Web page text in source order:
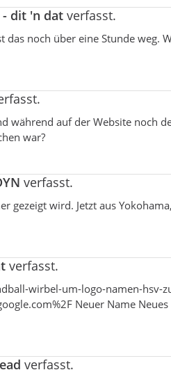
- dit 'n dat verfasst.
noch über eine Stunde weg.
während auf der Website noch
war?
verfasst.
gezeigt wird. Jetzt aus
verfasst.
wirbel-um-logo-namen-hsv-
Neuer Name Neues
verfasst.